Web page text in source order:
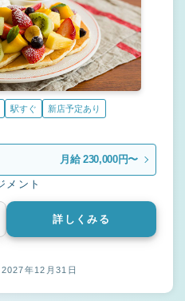
駅すぐ 新店予定あり
月給 230,000円〜
メント
詳しくみる
2027年12月31日